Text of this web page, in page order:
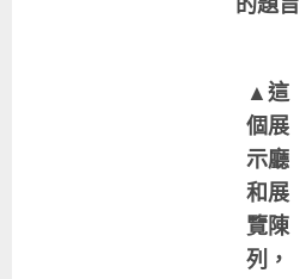
▲這
個展
示廳
和展
覽陳
列，